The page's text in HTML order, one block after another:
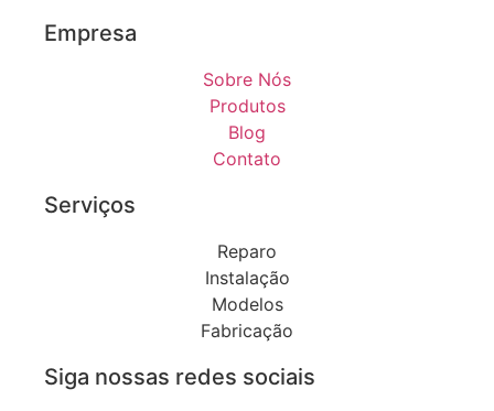
Empresa
Sobre Nós
Produtos
Blog
Contato
Serviços
Reparo
Instalação
Modelos
Fabricação
Siga nossas redes sociais